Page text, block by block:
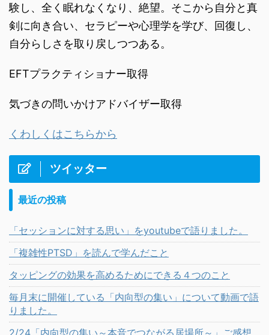
験し、全く眠れなくなり、絶望。そこから自分と真
剣に向き合い、セラピーや心理学を学び、回復し、
自分らしさを取り戻しつつある。
EFTプラクティショナー取得
気づきの問いかけアドバイザー取得
くわしくはこちらから
ツイッター
最近の投稿
「セッションに対する思い」をyoutubeで語りました。
「複雑性PTSD」を読んで学んだこと
タッピングの効果を高めるためにできる４つのこと
毎月末に開催している「内向型の集い」について動画で語
りました。
2/24「内向型の集い～本音でつながる居場所～」ご感想